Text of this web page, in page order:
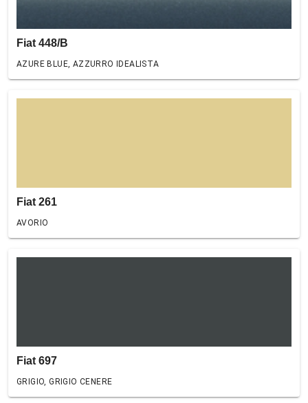
Fiat 448/B
AZURE BLUE, AZZURRO IDEALISTA
Fiat 261
AVORIO
Fiat 697
GRIGIO, GRIGIO CENERE